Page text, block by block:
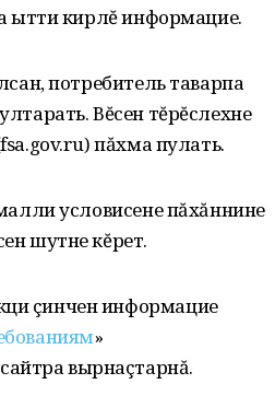
ытти кирлĕ информацие.
потребитель таварпа
Вĕсен тĕрĕслехне
пăхма пулать.
условисене пăхăннине
шутне кĕрет.
çинчен информацие
»
вырнаçтарнă.